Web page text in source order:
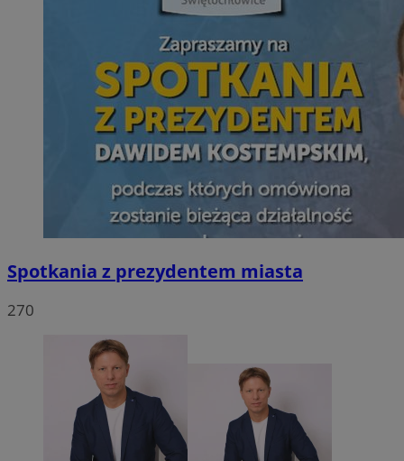
Spotkania z prezydentem miasta
270